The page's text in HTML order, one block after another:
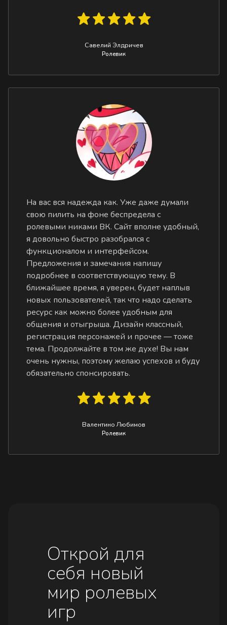
Савелий Элдричев
Ролевик
На вас вся надежда как. Уже даже думали
свою пилить на фоне беспредела с
ролевыми никами ВК. Сайт вполне удобный,
я довольно быстро разобрался с
функционалом и интерфейсом.
Предложения и замечания напишу
подробнее в соответствующую тему. В
ближайшее время, я уверен, будет наплыв
новых пользователей, так что надо сделать
ресурс как можно более удобным для
общения и отыгрыша. Дизайн классный,
регистрация персонажей и прочее — тоже
тема. Продолжайте в том же духе! Вы нам
очень нужны, поэтому желаю успехов и буду
обязательно спонсировать.
Валентино Любимов
Ролевик
Открой для
себя новый
мир ролевых
игр